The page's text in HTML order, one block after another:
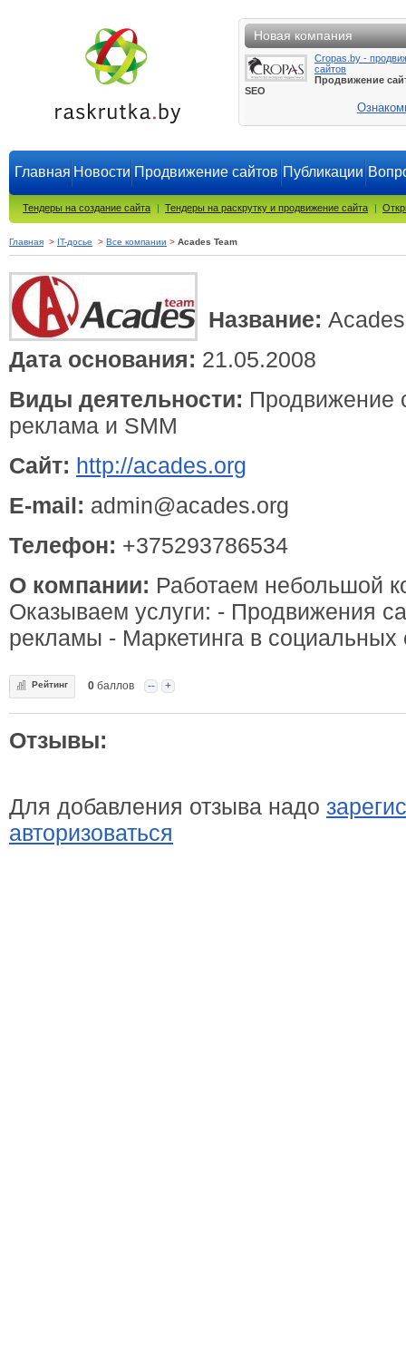
Новая компания
Cropas.by -
сайтов
Продвижение
SEO
Главная Новости Продвижение сайтов Публикации
Тендеры на создание сайта | Тендеры на раскрутку и продвижение сайта |
Главная > IT-досье > Все компании > Acades Team
Название:
Дата основания: 21.05.2008
Виды деятельности: Продвижение
реклама и SMM
Сайт: http://acades.org
E-mail: admin@acades.org
Телефон: +375293786534
О компании: Работаем небольшой
Оказываем услуги: - Продвижения
рекламы - Маркетинга в социальных
Рейтинг 0 баллов -- +
Отзывы:
Для добавления отзыва надо
авторизоваться